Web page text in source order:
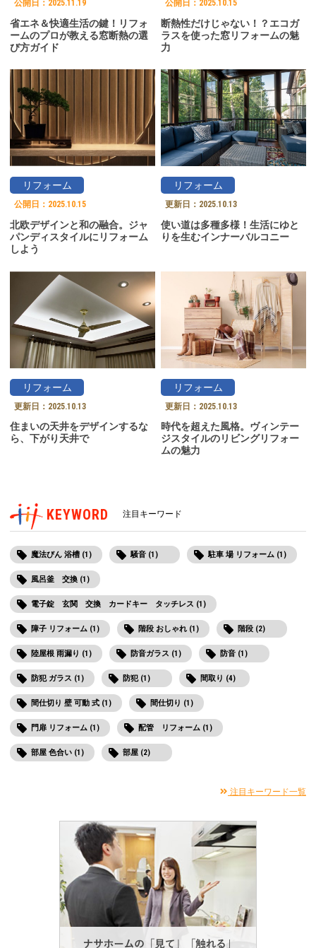
公開日： 2025.11.19
省エネ＆快適生活の鍵！リフォ
ームのプロが教える窓断熱の選
び方ガイド
公開日： 2025.10.15
断熱性だけじゃない！？エコガ
ラスを使った窓リフォームの魅
力
リフォーム
公開日： 2025.10.15
北欧デザインと和の融合。ジャ
パンディスタイルにリフォーム
しよう
リフォーム
更新日： 2025.10.13
使い道は多種多様！生活にゆと
りを生むインナーバルコニー
リフォーム
更新日： 2025.10.13
住まいの天井をデザインするな
ら、下がり天井で
リフォーム
更新日： 2025.10.13
時代を超えた風格。ヴィンテー
ジスタイルのリビングリフォー
ムの魅力
KEYWORD 注目キーワード
魔法びん 浴槽 (1) 騒音 (1) 駐車 場 リフォーム (1)
風呂釜 交換 (1)
電子錠 玄関 交換 カードキー タッチレス (1)
障子 リフォーム (1) 階段 おしゃれ (1) 階段 (2)
陸屋根 雨漏り (1) 防音ガラス (1) 防音 (1)
防犯 ガラス (1) 防犯 (1) 間取り (4)
間仕切り 壁 可動 式 (1) 間仕切り (1)
門扉 リフォーム (1) 配管 リフォーム (1)
部屋 色合い (1) 部屋 (2)
注目キーワード一覧